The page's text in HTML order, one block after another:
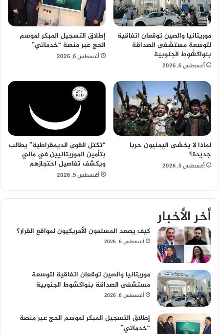
موريتانيا والصين توقعان اتفاقية
لتوسعة مستشفى الصداقة
بنواكشوط الجنوبية
أغسطس 6, 2026
إطلاق التسجيل المبكر لموسم
الحج عبر منصة “خدماتي”
أغسطس 6, 2026
لماذا لا يخشى اليمنيون حربا
جديدة؟
أغسطس 5, 2026
“تكتل القوى الديمقراطية” يطالب
بتأمين الموريتانيين في مالي
ويكشف تفاصيل احتجازهم
أغسطس 5, 2026
أخر الأخبار
كيف يصعد المسلمون الأمريكيون لمواقع القرار؟
أغسطس 6, 2026
موريتانيا والصين توقعان اتفاقية لتوسعة
مستشفى الصداقة بنواكشوط الجنوبية
أغسطس 6, 2026
إطلاق التسجيل المبكر لموسم الحج عبر منصة
“خدماتي”